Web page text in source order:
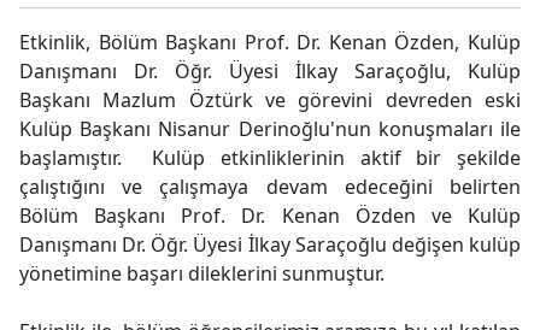
Etkinlik, Bölüm Başkanı Prof. Dr. Kenan Özden, Kulüp
Danışmanı Dr. Öğr. Üyesi İlkay Saraçoğlu, Kulüp
Başkanı Mazlum Öztürk ve görevini devreden eski
Kulüp Başkanı Nisanur Derinoğlu'nun konuşmaları ile
başlamıştır. Kulüp etkinliklerinin aktif bir şekilde
çalıştığını ve çalışmaya devam edeceğini belirten
Bölüm Başkanı Prof. Dr. Kenan Özden ve Kulüp
Danışmanı Dr. Öğr. Üyesi İlkay Saraçoğlu değişen kulüp
yönetimine başarı dileklerini sunmuştur.